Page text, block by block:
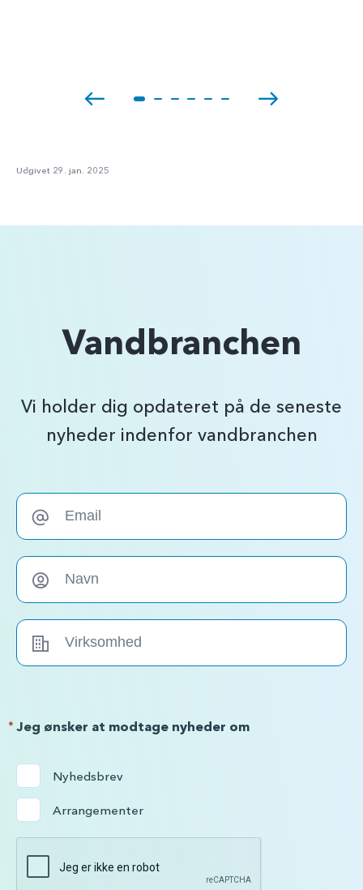
Udgivet 29. jan. 2025
Vandbranchen
Vi holder dig opdateret på de seneste
nyheder indenfor vandbranchen
Jeg ønsker at modtage nyheder om
*
Nyhedsbrev
Arrangementer